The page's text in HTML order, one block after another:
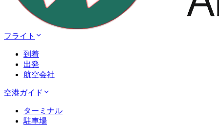
フライト
到着
出発
航空会社
空港ガイド
ターミナル
駐車場